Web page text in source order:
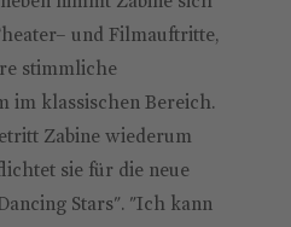
und Film­auf­tritte,
stimmliche
im klassischen Bereich.
Zabine wiederum
sie für die neue
Stars". "Ich kann